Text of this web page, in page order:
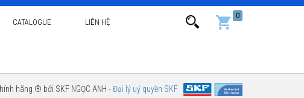
CATALOGUE LIÊN HỆ
0
hãng ® bởi SKF NGỌC ANH -Đại lý uỷ quyền SKF